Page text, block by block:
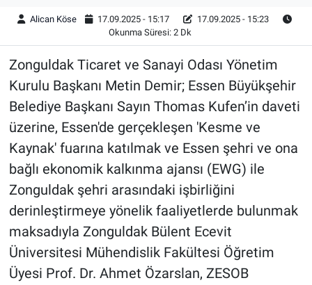
Alican Köse 17.09.2025 - 15:17
17.09.2025 - 15:23
Okunma Süresi: 2 Dk
Zonguldak Ticaret ve Sanayi Odası Yönetim
Kurulu Başkanı Metin Demir; Essen Büyükşehir
Belediye Başkanı Sayın Thomas Kufen’in daveti
üzerine, Essen'de gerçekleşen 'Kesme ve
Kaynak' fuarına katılmak ve Essen şehri ve ona
bağlı ekonomik kalkınma ajansı (EWG) ile
Zonguldak şehri arasındaki işbirliğini
derinleştirmeye yönelik faaliyetlerde bulunmak
maksadıyla Zonguldak Bülent Ecevit
Üniversitesi Mühendislik Fakültesi Öğretim
Üyesi Prof. Dr. Ahmet Özarslan, ZESOB